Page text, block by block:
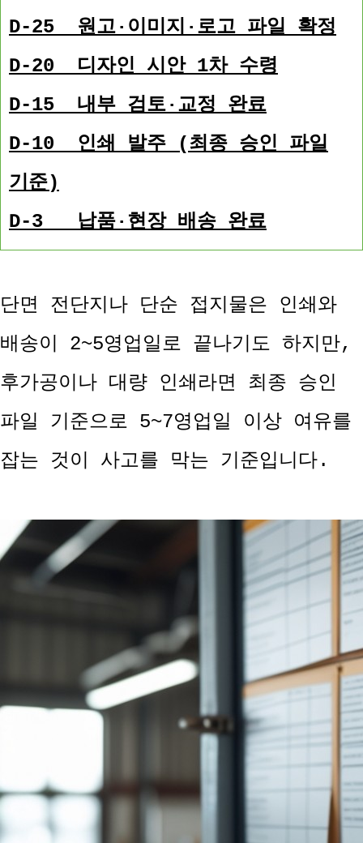
D-25 원고·이미지·로고 파일 확정
D-20 디자인 시안 1차 수령
D-15 내부 검토·교정 완료
D-10 인쇄 발주 (최종 승인 파일
기준)
D-3 납품·현장 배송 완료
단면 전단지나 단순 접지물은 인쇄와
배송이 2~5영업일로 끝나기도 하지만,
후가공이나 대량 인쇄라면 최종 승인
파일 기준으로 5~7영업일 이상 여유를
잡는 것이 사고를 막는 기준입니다.